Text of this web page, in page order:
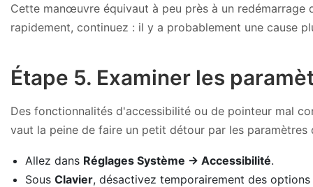
Cette manœuvre équivaut à peu près à un
rapidement, continuez : il y a probablement une cause
Étape 5. Examiner les
Des fonctionnalités d'accessibilité ou de pointeur mal
vaut la peine de faire un petit détour par les
Allez dans Réglages Système → Accessibilité.
SousClavier, désactivez temporairement des